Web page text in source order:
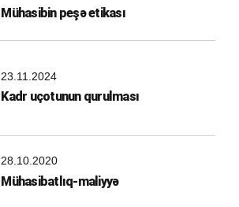
Mühasibin peşə etikası
23.11.2024
Kadr uçotunun qurulması
28.10.2020
Mühasibatlıq-maliyyə